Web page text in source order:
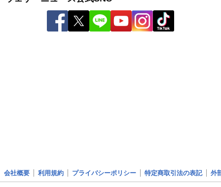
会社概要 利用規約 プライバシーポリシー 特定商取引法の表記 外